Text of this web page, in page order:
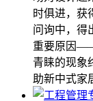
时俱进，获
问询中，得
重要原因
青睐的现象
助新中式家